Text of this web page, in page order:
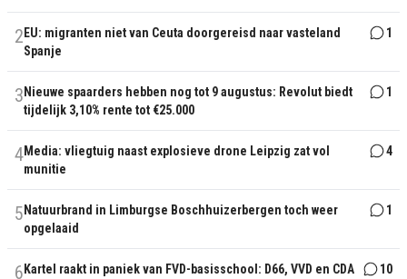
2 EU: migranten niet van Ceuta doorgereisd naar vasteland
Spanje
1
3 Nieuwe spaarders hebben nog tot 9 augustus: Revolut biedt
tijdelijk 3,10% rente tot €25.000
1
4Media: vliegtuig naast explosieve drone Leipzig zat vol
munitie
4
5 Natuurbrand in Limburgse Boschhuizerbergen toch weer
opgelaaid
1
6 Kartel raakt in paniek van FVD-basisschool: D66, VVD en CDA 10